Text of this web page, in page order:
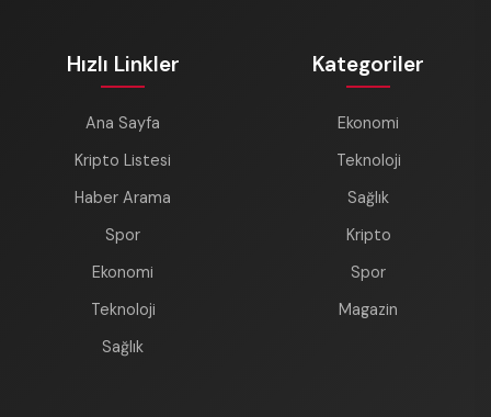
Hızlı Linkler
Ana Sayfa
Kripto Listesi
Haber Arama
Spor
Ekonomi
Teknoloji
Sağlık
Kategoriler
Ekonomi
Teknoloji
Sağlık
Kripto
Spor
Magazin